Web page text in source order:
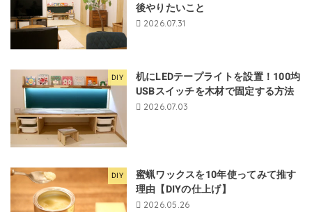
後やりたいこと
2026.07.31
DIY
机にLEDテープライトを設置！100均
USBスイッチを木材で固定する方法
2026.07.03
DIY
蜜蝋ワックスを10年使ってみて推す
理由【DIYの仕上げ】
2026.05.26